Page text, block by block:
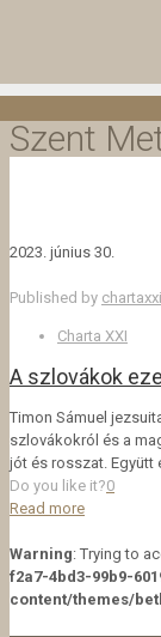
Szent
2023. június 30.
Published by
Charta XXI
A szlovákok
Timon Sámuel
szlovákokról és a
jót és rosszat. Együtt
Do you like it?0
Read more
Warning: Trying to
f2a7-4bd3-99b9-
content/themes/